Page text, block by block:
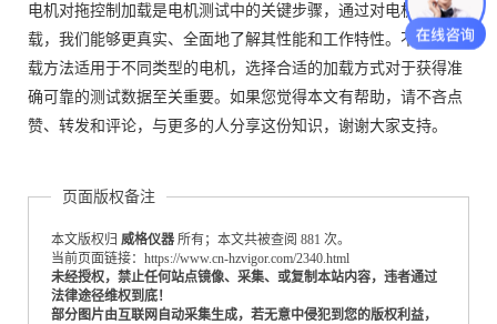
电机对拖控制加载是电机测试中的关键步骤，通过对电机施加负
载，我们能够更真实、全面地了解其性能和工作特性。不同的加
载方法适用于不同类型的电机，选择合适的加载方式对于获得准
确可靠的测试数据至关重要。如果您觉得本文有帮助，请不吝点
赞、转发和评论，与更多的人分享这份知识，谢谢大家支持。
页面版权备注
本文版权归 威格仪器 所有；本文共被查阅 881 次。
当前页面链接：https://www.cn-hzvigor.com/2340.html
未经授权，禁止任何站点镜像、采集、或复制本站内容，违者通过
法律途径维权到底！
部分图片由互联网自动采集生成，若无意中侵犯到您的版权利益，